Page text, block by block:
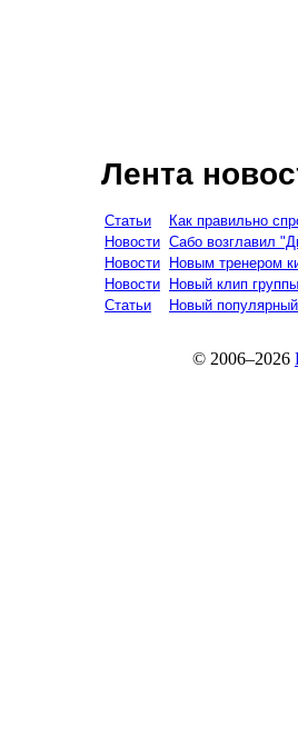
Лента
Статьи
Как правильно
Новости Сабо возглавил
Новости
Новым тренером
Новости
Новый клип
Статьи
Новый
© 2006–2026